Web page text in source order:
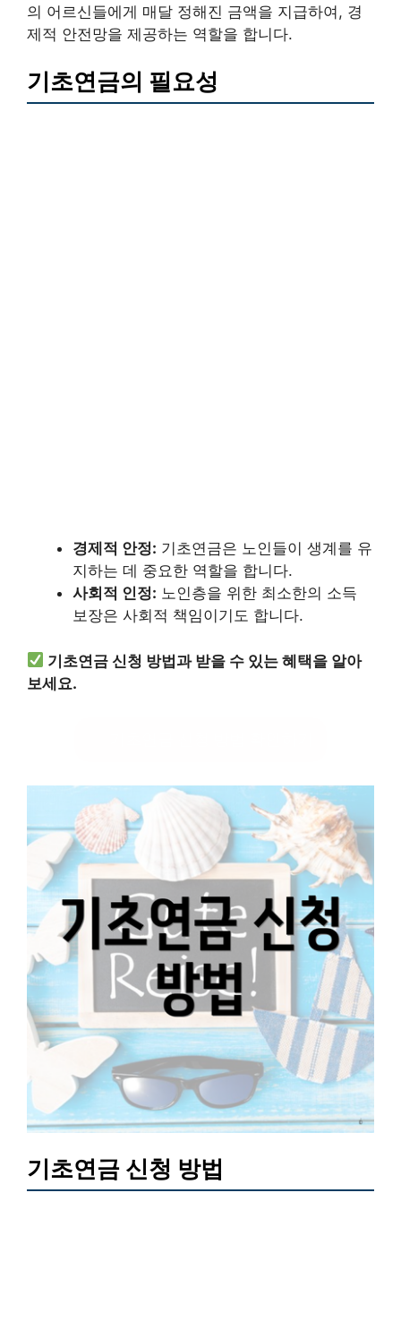
의 어르신들에게 매달 정해진 금액을 지급하여, 경
제적 안전망을 제공하는 역할을 합니다.
기초연금의 필요성
경제적 안정: 기초연금은 노인들이 생계를 유
지하는 데 중요한 역할을 합니다.
사회적 인정: 노인층을 위한 최소한의 소득
보장은 사회적 책임이기도 합니다.
기초연금 신청 방법과 받을 수 있는 혜택을 알아
보세요.
기초연금 신청 방법